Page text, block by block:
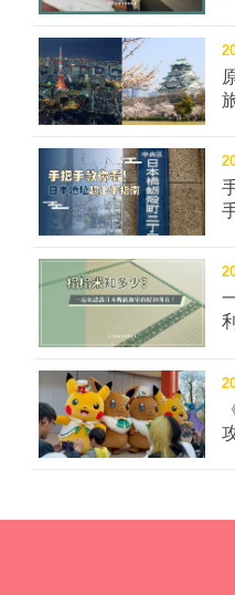
自己加！ 5樓的「鈴」則有飽足感滿分的「大人的炙燒
叉燒飯」¥600，不但上
拌入飯內，是吃貨們會愛的日式燒
能買得到最受歡迎的炸雞
炸得乾乾，但蒜味內餡還
啤酒觀賽最適合（未成
FRESHNESS BURGER
受歡迎的甜王草莓超實
以球員們自己創意開發
薦「頭盔雪見大福」
哦！ 想吃大阪章魚燒？名店「章魚昌的章魚燒」¥550在
「大阪的廚房」能買到
特有的啤酒女孩，全場有
啤酒桶的女孩，熱情推薦！
瓷巨蛋的「佐藤真由紀」
拿下第二名佳績。（開車不喝酒） 大阪
家可邊享用美味邊觀賽的